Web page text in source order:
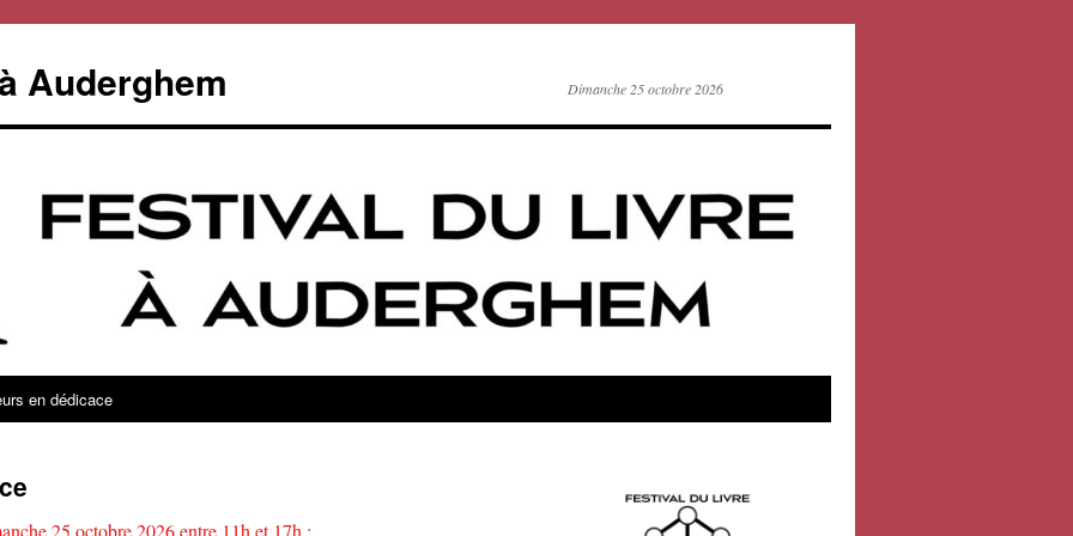
Auderghem Dimanche 25 octobre 2026
en dédicace
25 octobre 2026 entre 11h et 17h :